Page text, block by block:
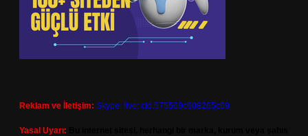
Reklam ve İletişim: Skype: live:.cid.575569c608265c69
Yasal Uyarı: